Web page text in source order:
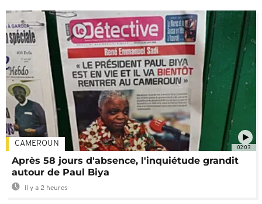
02:03
CAMEROUN
Après 58 jours d'absence, l'inquiétude grandit
autour de Paul Biya
Il y a 2 heures